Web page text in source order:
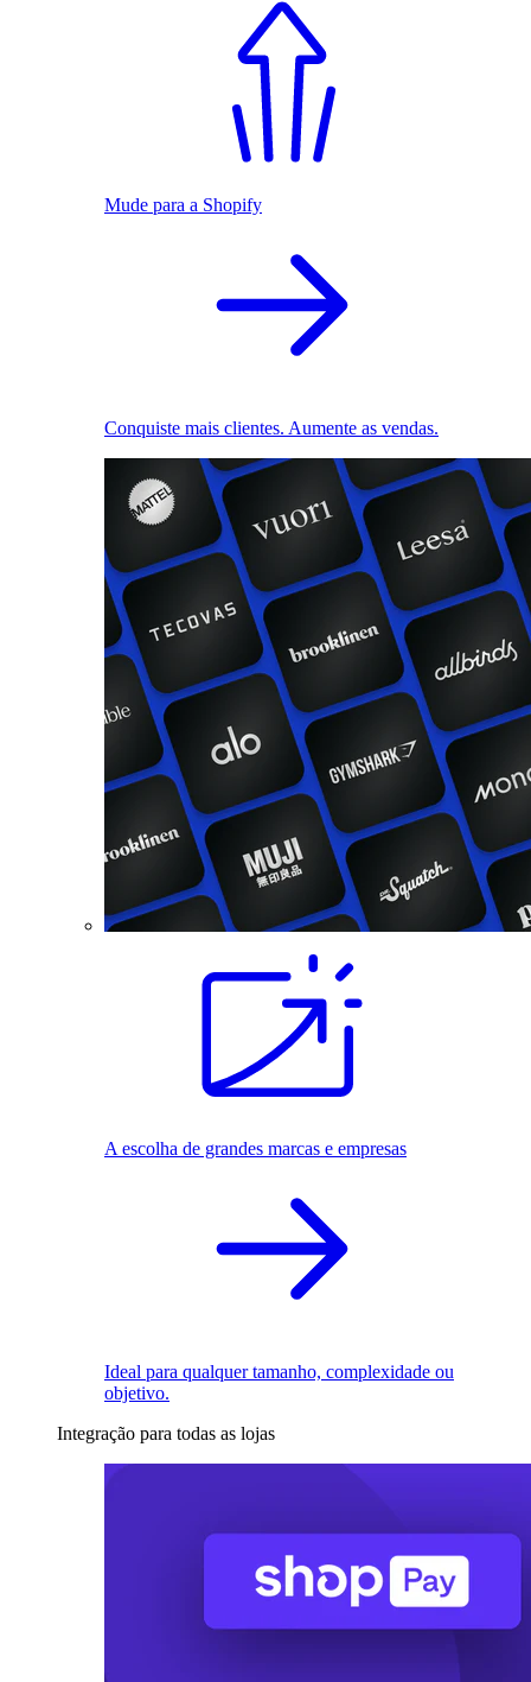
Mude para a Shopify
Conquiste mais clientes. Aumente as vendas.
A escolha de grandes marcas e empresas
Ideal para qualquer tamanho, complexidade ou
objetivo.
Integração para todas as lojas